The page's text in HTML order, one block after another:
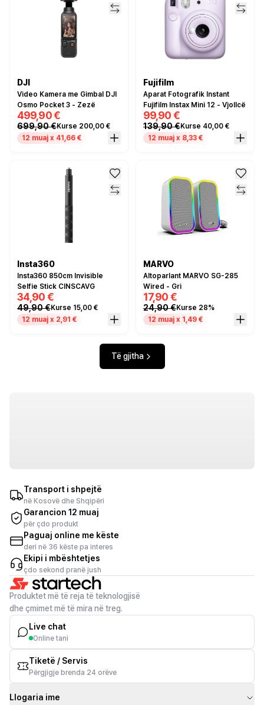
DJI
Video Kamera me Gimbal DJI
Osmo Pocket 3 - Zezë
499,90 €
699,90 €Kurse 200,00 €
12 muaj x 41,66 €
Fujifilm
Aparat Fotografik Instant
Fujifilm Instax Mini 12 - Vjollcë
99,90 €
139,90 €Kurse 40,00 €
12 muaj x 8,33 €
Insta360
Insta360 850cm Invisible
Selfie Stick CINSCAVG
34,90 €
49,90 €Kurse 15,00 €
12 muaj x 2,91 €
MARVO
Altoparlant MARVO SG-285
Wired - Gri
17,90 €
24,90 €Kurse 28%
12 muaj x 1,49 €
Të gjitha
Transport i shpejtë
në Kosovë dhe Shqipëri
Garancion 12 muaj
për çdo produkt
Paguaj online me këste
deri në 36 këste pa interes
Ekipi i mbështetjes
çdo sekond pranë jush
Produktet më të reja të teknologjisë
dhe çmimet më të mira në treg.
Live chat
Online tani
Tiketë / Servis
Përgjigje brenda 24 orëve
Llogaria ime